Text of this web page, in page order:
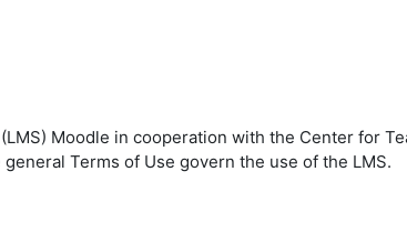
Moodle in cooperation with the Center for
Terms of Use govern the use of the LMS.